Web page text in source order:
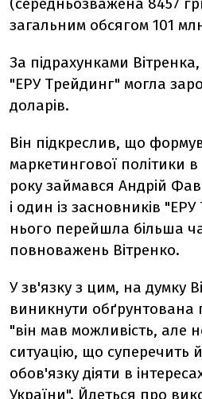
загальним обсягом 101
За підрахунками
"ЕРУ Трейдинг" могла
доларів.
Він підкреслив, що
маркетингової політики в
року займався Андрій
і один із засновників
нього перейшла більша
повноважень Вітренко.
У зв'язку з цим, на думку
виникнути обґрунтована
"він мав можливість, але
ситуацію, що суперечить
обов'язку діяти в
України". Йдеться про